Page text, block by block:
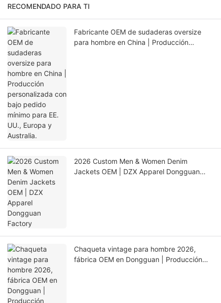
RECOMENDADO PARA TI
Fabricante OEM de sudaderas oversize
para hombre en China | Producción
2026 Custom Men & Women Denim
Jackets OEM | DZX Apparel Dongguan
Chaqueta vintage para hombre 2026,
fábrica OEM en Dongguan | Producción